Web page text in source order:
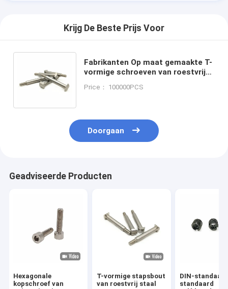
Krijg De Beste Prijs Voor
Fabrikanten Op maat gemaakte T-
vormige schroeven van roestvrij
gebogen oppervlak
Price： 100000PCS
Doorgaan
Geadviseerde Producten
Hexagonale
kopschroef van
T-vormige stapsbout
van roestvrij staal
DIN-
standaard